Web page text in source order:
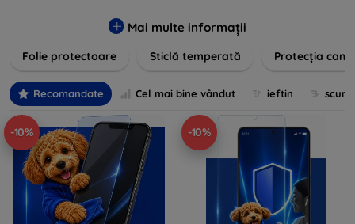
fabricate din materiale durabile și sunt ușor de aplicat,
Alegeți soluția care se potrivește cel mai bine nevoilor
dispozitivului. Asigurați-vă că investiția în tehnologie rămâne
intactă și arată ca nouă mult timp cu protecțiile de ecran din
oferta noastră.
Mai multe informații
Folie protectoare Sticlă temperată Protecția
Recomandate Cel mai bine vândut ieftin
-10% -10%